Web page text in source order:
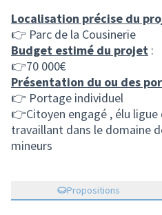
Localisation précise du
👉 Parc de la Cousinerie
Budget estimé du projet :
👉70 000€
Présentation du ou des
👉 Portage individuel
👉Citoyen engagé , élu
travaillant dans le domaine
mineurs
Propositions